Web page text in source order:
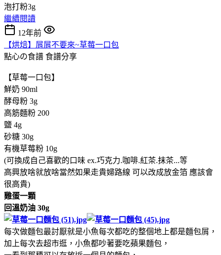
泡打粉3g
繼續閱讀
12年前
【烘焙】屑屑不要來~草莓一口包
點心の食譜 食譜分享
【草莓一口包】
鮮奶 90ml
酵母粉 3g
高筋麵粉 200
鹽 4g
砂糖 30g
有機草莓粉 10g
(可換成自己喜歡的口味 ex.巧克力.咖啡.紅茶.抹茶...等
高興放啥就放啥當然如果走貴婦路線 可以改成放金箔 應該會
很高貴)
雞蛋一顆
回溫奶油 30g
每次做麵包最討厭就是小魚每次都吃的整個地上都是麵包屑，
加上每次去超市逛，小魚都吵著要吃蘋果麵包，